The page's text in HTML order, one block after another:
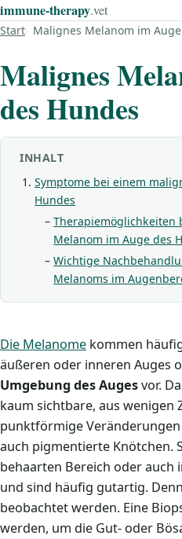
immune‑therapy.vet
Start Malignes Melanom im
Malignes
des Hundes
INHALT
Symptome bei einem
Hundes
Therapiemöglichkeiten
Melanom im Auge des
Wichtige
Melanoms im
Die Melanome kommen
äußeren oder inneren Auges
Umgebung des Augesvor.
kaum sichtbare, aus wenigen
punktförmige
auch pigmentierte Knötchen.
behaarten Bereich oder auch
und sind häufig gutartig.
beobachtet werden. Eine
werden, um die Gut- oder